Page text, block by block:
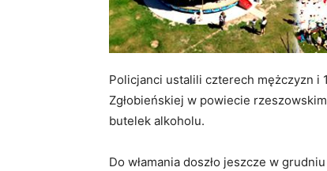
Policjanci ustalili czterech mężczyzn i
Zgłobieńskiej w powiecie
butelek alkoholu.
Do włamania doszło jeszcze w